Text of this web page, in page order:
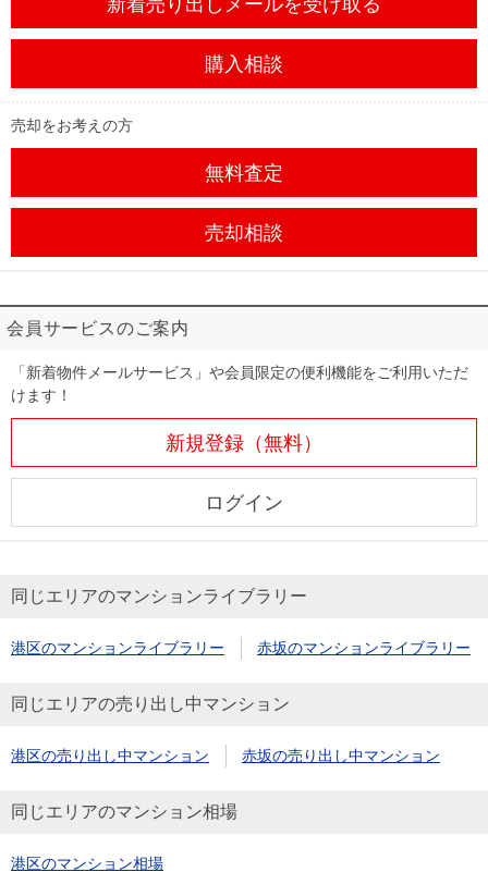
購入相談
売却をお考えの方
無料査定
売却相談
会員サービスのご案内
「新着物件メールサービス」や会員限定の便利機能をご利用いただ
けます！
新規登録（無料）
ログイン
同じエリアのマンションライブラリー
港区のマンションライブラリー 赤坂のマンションライブラリー
同じエリアの売り出し中マンション
港区の売り出し中マンション 赤坂の売り出し中マンション
同じエリアのマンション相場
港区のマンション相場